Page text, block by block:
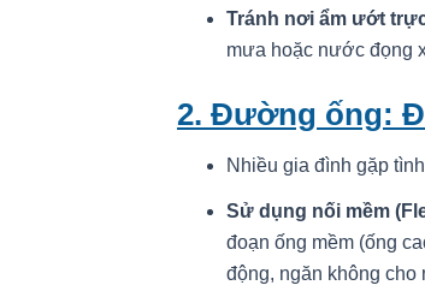
Tránh nơi ẩm ướt
mưa hoặc nước đọng
2. Đường ống:
Nhiều gia đình gặp
Sử dụng nối mềm
đoạn ống mềm (ống
động, ngăn không cho